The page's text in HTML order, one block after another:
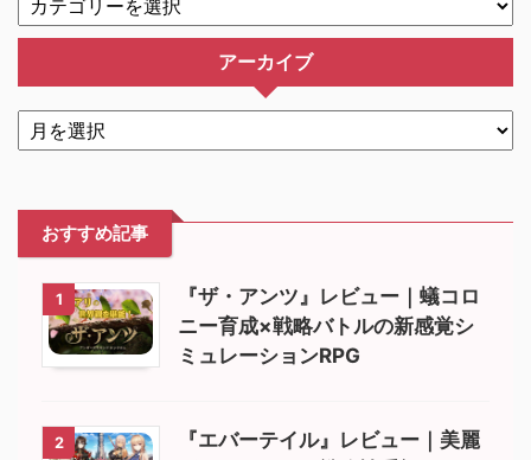
アーカイブ
おすすめ記事
1
『ザ・アンツ』レビュー｜蟻コロ
ニー育成×戦略バトルの新感覚シ
ミュレーションRPG
2
『エバーテイル』レビュー｜美麗